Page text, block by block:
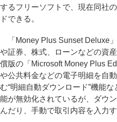
するフリーソフトで、現在同社
ドできる。
「Money Plus Sunset Deluxe
や証券、株式、ローンなどの資
償版の「Microsoft Money Plus
や公共料金などの電子明細を自
む“明細自動ダウンロード”機能
能が無効化されているが、ダウ
んだり、手動で取引内容を入力す